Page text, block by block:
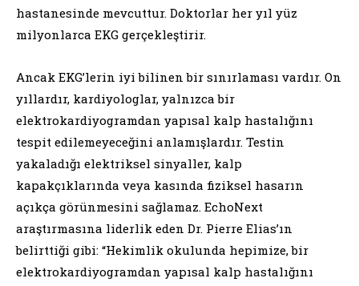
hastanesinde mevcuttur. Doktorlar her yıl yüz
milyonlarca EKG gerçekleştirir.
Ancak EKG’lerin iyi bilinen bir sınırlaması vardır. On
yıllardır, kardiyologlar, yalnızca bir
elektrokardiyogramdan yapısal kalp hastalığını
tespit edilemeyeceğini anlamışlardır. Testin
yakaladığı elektriksel sinyaller, kalp
kapakçıklarında veya kasında fiziksel hasarın
açıkça görünmesini sağlamaz. EchoNext
araştırmasına liderlik eden Dr. Pierre Elias’ın
belirttiği gibi: “Hekimlik okulunda hepimize, bir
elektrokardiyogramdan yapısal kalp hastalığını